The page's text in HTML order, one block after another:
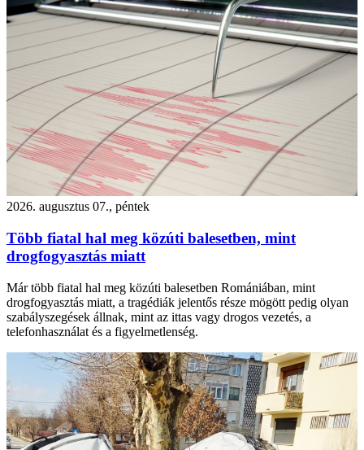
2026. augusztus 07., péntek
Több fiatal hal meg közúti balesetben, mint
drogfogyasztás miatt
Már több fiatal hal meg közúti balesetben Romániában, mint
drogfogyasztás miatt, a tragédiák jelentős része mögött pedig olyan
szabályszegések állnak, mint az ittas vagy drogos vezetés, a
telefonhasználat és a figyelmetlenség.